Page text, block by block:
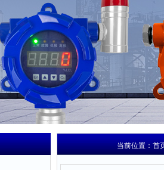
当前位置：首